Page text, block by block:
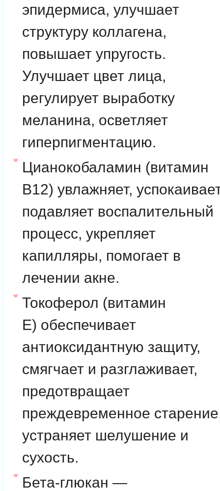
эпидермиса, улучшает
структуру коллагена,
повышает упругость.
Улучшает цвет лица,
регулирует выработку
меланина, осветляет
гиперпигментацию.
Цианокобаламин (витамин
B12) увлажняет,
подавляет воспалительный
процесс, укрепляет
капилляры, помогает в
лечении акне.
Токоферол (витамин
E) обеспечивает
антиоксидантную защиту,
смягчает и разглаживает,
предотвращает
преждевременное
устраняет шелушение и
сухость.
Бета-глюкан —